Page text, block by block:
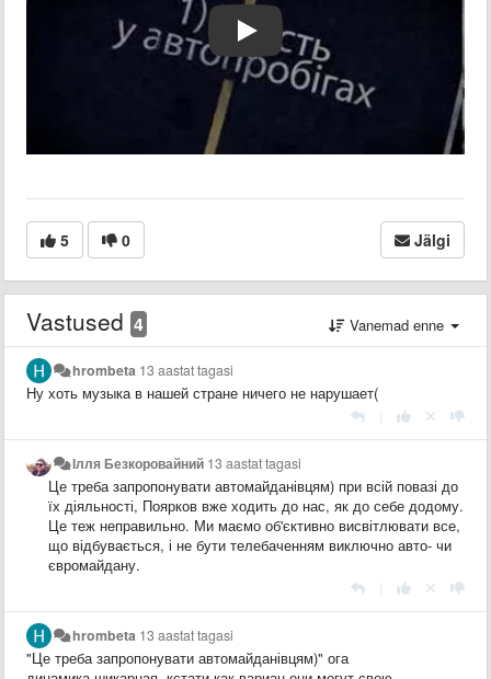
5 0 Jälgi
Vastused 4 Vanemad enne
hrombeta 13 aastat tagasi
Ну хоть музыка в нашей стране ничего не нарушает(
Ілля Безкоровайний 13 aastat tagasi
Це треба запропонувати автомайданівцям) при всій повазі до
їх діяльності, Поярков вже ходить до нас, як до себе додому.
Це теж неправильно. Ми маємо об'єктивно висвітлювати все,
що відбувається, і не бути телебаченням виключно авто- чи
євромайдану.
hrombeta 13 aastat tagasi
"Це треба запропонувати автомайданівцям)" ога